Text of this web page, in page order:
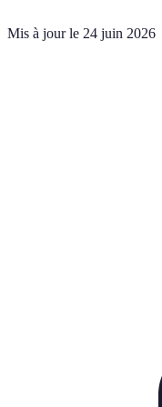
Mis à jour le 24 juin 2026